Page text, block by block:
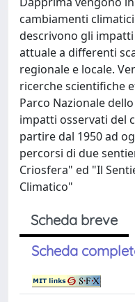
cambiamenti
descrivono gli
attuale a differenti
regionale e locale.
ricerche scientifiche
Parco Nazionale
impatti osservati del
partire dal 1950 ad
percorsi di due
Criosfera" ed "Il
Climatico"
Scheda breve
Scheda